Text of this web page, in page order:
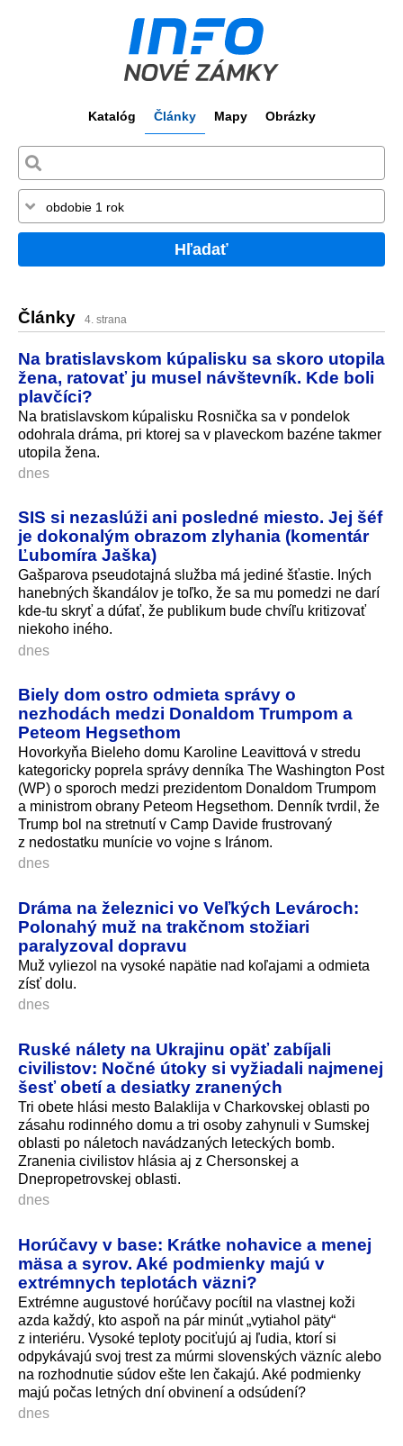
Katalóg Články Mapy Obrázky
Hľadať
Články 4. strana
Na bratislavskom kúpalisku sa skoro utopila
žena, ratovať ju musel návštevník. Kde boli
plavčíci?
Na bratislavskom kúpalisku Rosnička sa v pondelok
odohrala dráma, pri ktorej sa v plaveckom bazéne takmer
utopila žena.
dnes
SIS si nezaslúži ani posledné miesto. Jej šéf
je dokonalým obrazom zlyhania (komentár
Ľubomíra Jaška)
Gašparova pseudotajná služba má jediné šťastie. Iných
hanebných škandálov je toľko, že sa mu pomedzi ne darí
kde-tu skryť a dúfať, že publikum bude chvíľu kritizovať
niekoho iného.
dnes
Biely dom ostro odmieta správy o
nezhodách medzi Donaldom Trumpom a
Peteom Hegsethom
Hovorkyňa Bieleho domu Karoline Leavittová v stredu
kategoricky poprela správy denníka The Washington Post
(WP) o sporoch medzi prezidentom Donaldom Trumpom
a ministrom obrany Peteom Hegsethom. Denník tvrdil, že
Trump bol na stretnutí v Camp Davide frustrovaný
z nedostatku munície vo vojne s Iránom.
dnes
Dráma na železnici vo Veľkých Levároch:
Polonahý muž na trakčnom stožiari
paralyzoval dopravu
Muž vyliezol na vysoké napätie nad koľajami a odmieta
zísť dolu.
dnes
Ruské nálety na Ukrajinu opäť zabíjali
civilistov: Nočné útoky si vyžiadali najmenej
šesť obetí a desiatky zranených
Tri obete hlási mesto Balaklija v Charkovskej oblasti po
zásahu rodinného domu a tri osoby zahynuli v Sumskej
oblasti po náletoch navádzaných leteckých bomb.
Zranenia civilistov hlásia aj z Chersonskej a
Dnepropetrovskej oblasti.
dnes
Horúčavy v base: Krátke nohavice a menej
mäsa a syrov. Aké podmienky majú v
extrémnych teplotách väzni?
Extrémne augustové horúčavy pocítil na vlastnej koži
azda každý, kto aspoň na pár minút „vytiahol päty“
z interiéru. Vysoké teploty pociťujú aj ľudia, ktorí si
odpykávajú svoj trest za múrmi slovenských väzníc alebo
na rozhodnutie súdov ešte len čakajú. Aké podmienky
majú počas letných dní obvinení a odsúdení?
dnes